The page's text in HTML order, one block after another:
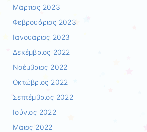
Μάρτιος 2023
Φεβρουάριος 2023
Ιανουάριος 2023
Δεκέμβριος 2022
Νοέμβριος 2022
Οκτώβριος 2022
Σεπτέμβριος 2022
Ιούνιος 2022
Μάιος 2022